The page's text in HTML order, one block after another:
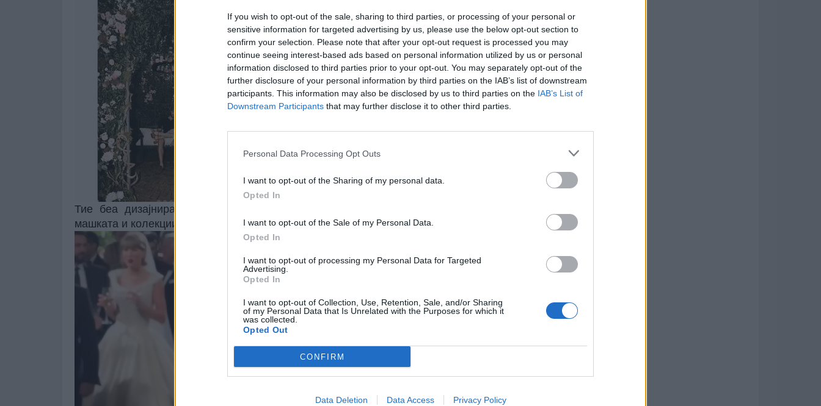
If you wish to opt-out of the sale, sharing to third parties, or processing of your personal or
sensitive information for targeted advertising by us, please use the below opt-out section to
confirm your selection. Please note that after your opt-out request is processed you may
continue seeing interest-based ads based on personal information utilized by us or personal
information disclosed to third parties prior to your opt-out. You may separately opt-out of the
further disclosure of your personal information by third parties on the IAB’s list of downstream
participants. This information may also be disclosed by us to third parties on the IAB’s List of
Downstream Participants that may further disclose it to other third parties.
Personal Data Processing Opt Outs
I want to opt-out of the Sharing of my personal data.
Opted In
I want to opt-out of the Sale of my Personal Data.
Opted In
I want to opt-out of processing my Personal Data for Targeted
Advertising.
Opted In
I want to opt-out of Collection, Use, Retention, Sale, and/or Sharing
of my Personal Data that Is Unrelated with the Purposes for which it
was collected.
Opted Out
CONFIRM
Data Deletion Data Access Privacy Policy
Тие беа дизајнирани од Џонатан Андерсон - креативен директор на женската,
машката и колекциите Haute Couture на Dior - во тесна соработка со двојката.